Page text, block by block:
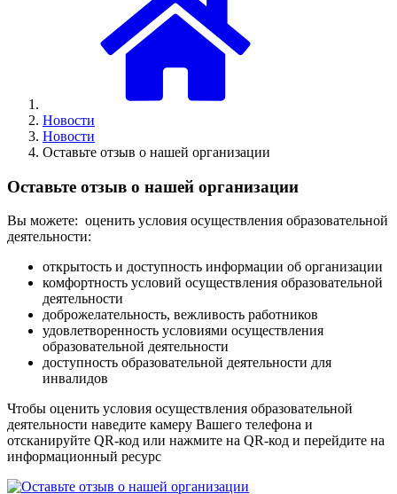
Новости
Новости
Оставьте отзыв о нашей организации
Оставьте отзыв о нашей организации
Вы можете: оценить условия осуществления образовательной
деятельности:
открытость и доступность информации об организации
комфортность условий осуществления образовательной
деятельности
доброжелательность, вежливость работников
удовлетворенность условиями осуществления
образовательной деятельности
доступность образовательной деятельности для
инвалидов
Чтобы оценить условия осуществления образовательной
деятельности наведите камеру Вашего телефона и
отсканируйте QR-код или нажмите на QR-код и перейдите на
информационный ресурс